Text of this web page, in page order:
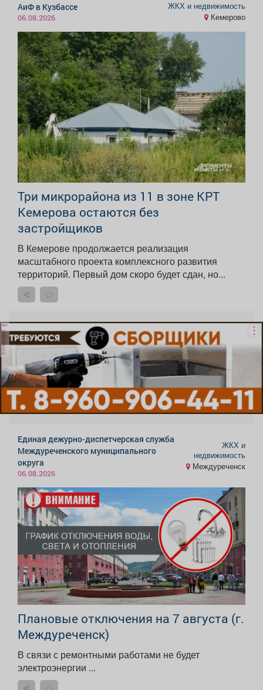
АиФ в Кузбассе
06.08.2026
ЖКХ и недвижимость
Кемерово
Три микрорайона из 11 в зоне КРТ
Кемерова остаются без
застройщиков
В Кемерове продолжается реализация
масштабного проекта комплексного развития
территорий. Первый дом скоро будет сдан, но...
реклама
Единая дежурно-диспетчерская служба
Междуреченского муниципального
округа
06.08.2026
ЖКХ и
недвижимость
Междуреченск
Плановые отключения на 7 августа (г.
Междуреченск)
В связи с ремонтными работами не будет
электроэнергии ...